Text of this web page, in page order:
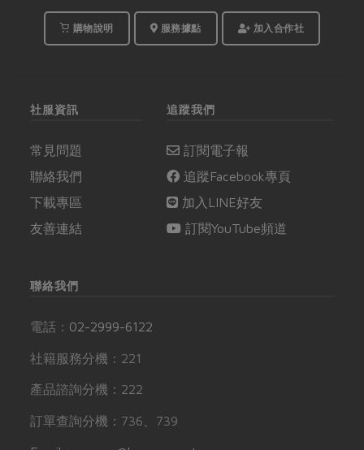
購物說明 服務據點 加入合作社
社服資訊
常見問題
聯絡我們
下載專區
友善連結
追蹤我們
訂閱電子報
追蹤Facebook專頁
加入LINE好友
訂閱YouTube頻道
聯絡我們
電話： 02-2999-6122
社籍服務分機：221
產品諮詢分機：222
訂單查詢分機：736、739